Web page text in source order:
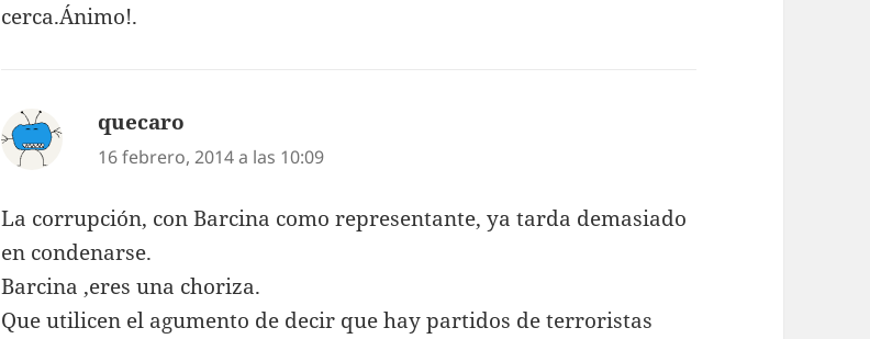
cerca.Ánimo!.
quecaro
16 febrero, 2014 a las 10:09
La corrupción, con Barcina como representante, ya tarda demasiado
en condenarse.
Barcina ,eres una choriza.
Que utilicen el agumento de decir que hay partidos de terroristas